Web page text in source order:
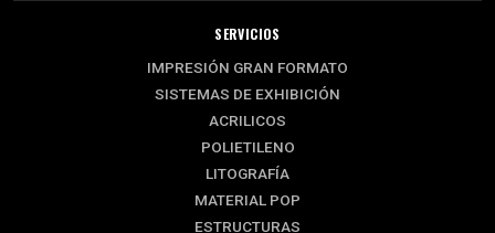
SERVICIOS
IMPRESIÓN GRAN FORMATO
SISTEMAS DE EXHIBICIÓN
ACRILICOS
POLIETILENO
LITOGRAFÍA
MATERIAL POP
ESTRUCTURAS